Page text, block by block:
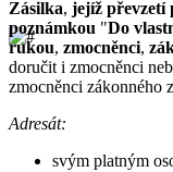
Zásilka, jejíž převzetí
poznámkou "Do
rukou, zmocněnci,
doručit i zmocněnci
zmocněnci zákonného
Adresát:
svým platným